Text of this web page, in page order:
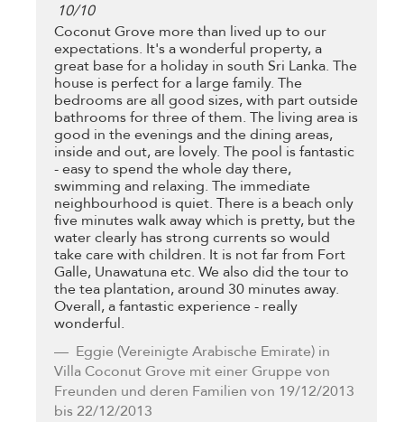
10/10
Coconut Grove more than lived up to our
expectations. It's a wonderful property, a
great base for a holiday in south Sri Lanka. The
house is perfect for a large family. The
bedrooms are all good sizes, with part outside
bathrooms for three of them. The living area is
good in the evenings and the dining areas,
inside and out, are lovely. The pool is fantastic
- easy to spend the whole day there,
swimming and relaxing. The immediate
neighbourhood is quiet. There is a beach only
five minutes walk away which is pretty, but the
water clearly has strong currents so would
take care with children. It is not far from Fort
Galle, Unawatuna etc. We also did the tour to
the tea plantation, around 30 minutes away.
Overall, a fantastic experience - really
wonderful.
Eggie (Vereinigte Arabische Emirate) in
Villa Coconut Grove mit einer Gruppe von
Freunden und deren Familien von 19/12/2013
bis 22/12/2013